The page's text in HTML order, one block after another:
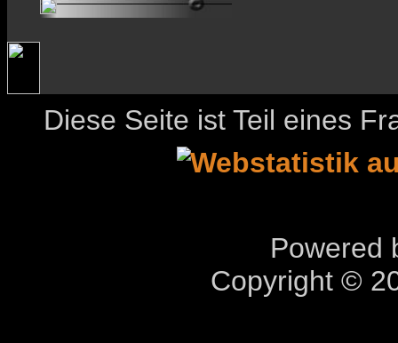
Diese Seite ist Teil eines
Powered
Copyright ©